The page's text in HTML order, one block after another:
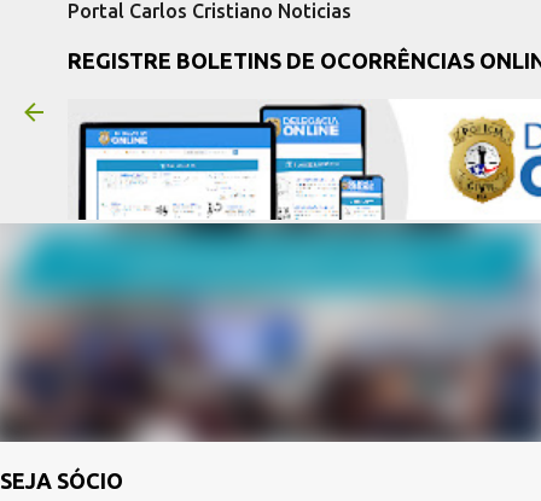
Portal Carlos Cristiano Noticias
REGISTRE BOLETINS DE OCORRÊNCIAS
SEJA SÓCIO